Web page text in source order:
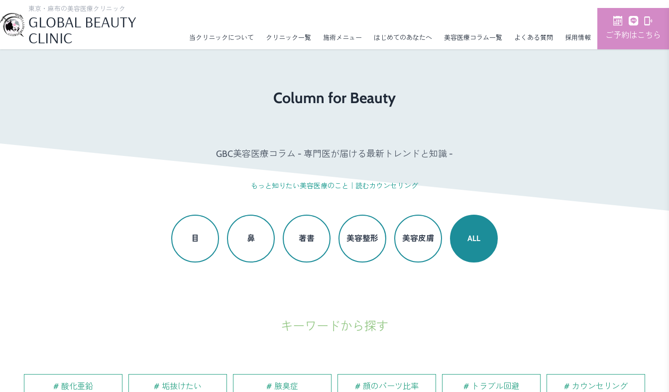
東京・麻布の美容医療クリニック
GLOBAL BEAUTY
CLINIC
当クリニックについて クリニック一覧 施術メニュー はじめてのあなたへ 美容医療コラム一覧 よくある質問 採用情報 ご予約はこちら
Column for Beauty
GBC美容医療コラム - 専門医が届ける最新トレンドと知識 -
もっと知りたい美容医療のこと｜読むカウンセリング
目 鼻 著書 美容整形 美容皮膚 ALL
キーワードから探す
酸化亜鉛 垢抜けたい 腋臭症 顔のパーツ比率 トラブル回避 カウンセリング